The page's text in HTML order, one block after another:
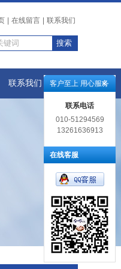
在线留言 联系我们
联系我们 客户至上 用心服务
联系电话
010-51294569
13261636913
在线客服